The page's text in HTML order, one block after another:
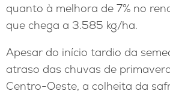
quanto à melhora de 7% no
que chega a 3.585 kg/ha.
Apesar do início tardio da
atraso das chuvas de
Centro-Oeste, a colheita da